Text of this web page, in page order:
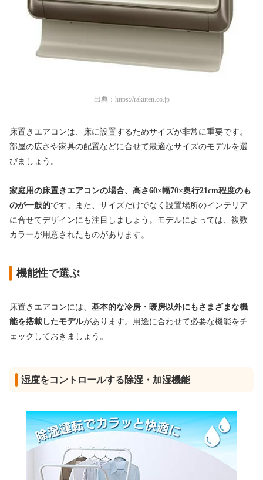
出典： https://rakuten.co.jp
床置きエアコンは、床に設置するためサイズが非常に重要です。
部屋の広さや家具の配置などに合せて最適なサイズのモデルを選
びましょう。
家庭用の床置きエアコンの場合、高さ60×幅70×奥行21cm程度のも
のが一般的です。また、サイズだけでなく設置場所のインテリア
に合せてデザインにも注目しましょう。モデルによっては、複数
カラーが用意されたものがあります。
機能性で選ぶ
床置きエアコンには、 基本的な冷房・暖房以外にもさまざまな機
能を搭載したモデルがあります。用途に合わせて必要な機能をチ
ェックしておきましょう。
湿度をコントロールする除湿・加湿機能